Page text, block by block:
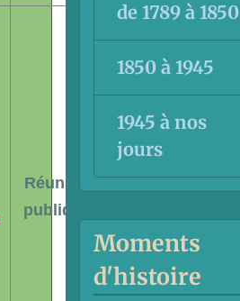
Réunions
publiques
de 1789 à 1850
1850 à 1945
1945 à nos
jours
Moments
d'histoire